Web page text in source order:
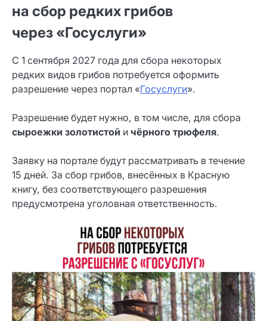
на сбор редких грибов
через «Госуслуги»
С 1 сентября 2027 года для сбора некоторых
редких видов грибов потребуется оформить
разрешение через портал «Госуслуги».
Разрешение будет нужно, в том числе, для сбора
сыроежки золотистой и чёрного трюфеля.
Заявку на портале будут рассматривать в течение
15 дней. За сбор грибов, внесённых в Красную
книгу, без соответствующего разрешения
предусмотрена уголовная ответственность.